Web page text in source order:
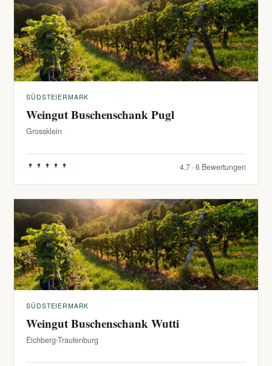
SÜDSTEIERMARK
Weingut Buschenschank Pugl
Grossklein
4.7 · 6 Bewertungen
SÜDSTEIERMARK
Weingut Buschenschank Wutti
Eichberg-Trautenburg